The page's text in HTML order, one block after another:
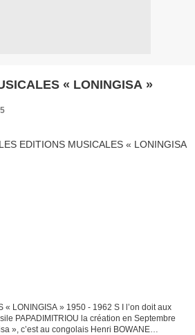
« LONINGISA »
« LONINGISA » 1950 - 1962 S I l’on doit aux
PAPADIMITRIOU la création en Septembre
», c’est au congolais Henri BOWANE